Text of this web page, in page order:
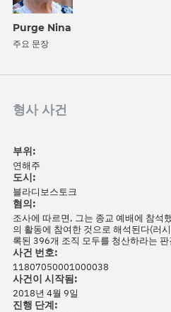
Purge Nina
주요 문장
형사 사건
부위:
연해주
도시:
블라디보스토크
혐의:
조사에 따르면, 그는 종교 예배에 참석
의 활동에 참여한 것으로 해석된다(러
록된 396개 조직 모두를 청산하라는
사건 번호:
11807050001000038
사건이 시작됨:
2018년 4월 9일
진행 단계: